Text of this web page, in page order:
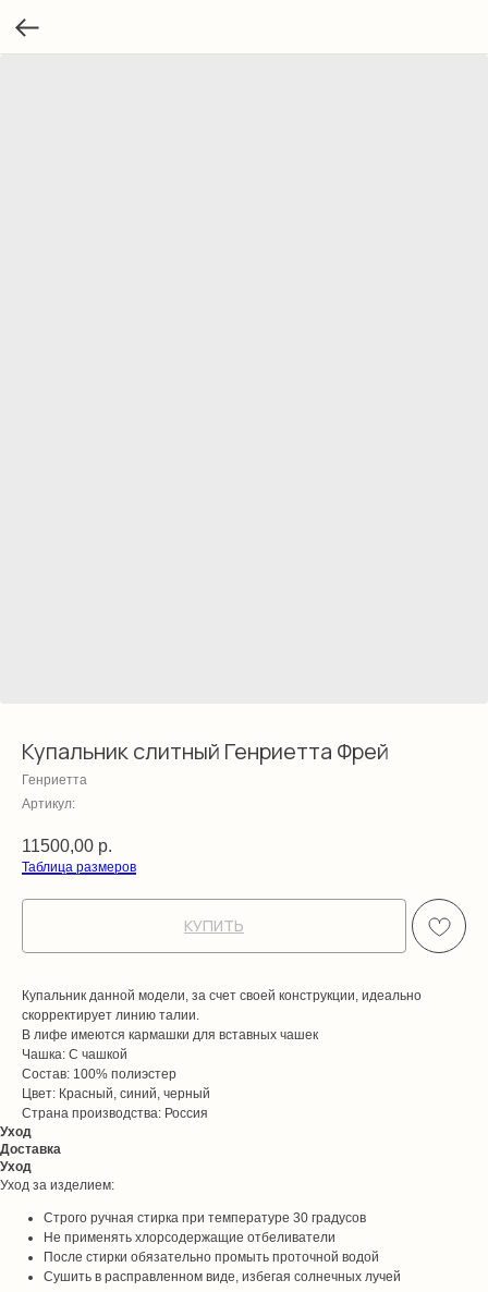
Купальник слитный Генриетта Фрей
Генриетта
Артикул:
11500,00 р.
Таблица размеров
КУПИТЬ
Купальник данной модели, за счет своей конструкции, идеально
скорректирует линию талии.
В лифе имеются кармашки для вставных чашек
Чашка: С чашкой
Состав: 100% полиэстер
Цвет: Красный, синий, черный
Страна производства: Россия
Уход
Доставка
Уход
Уход за изделием:
Строго ручная стирка при температуре 30 градусов
Не применять хлорсодержащие отбеливатели
После стирки обязательно промыть проточной водой
Сушить в расправленном виде, избегая солнечных лучей